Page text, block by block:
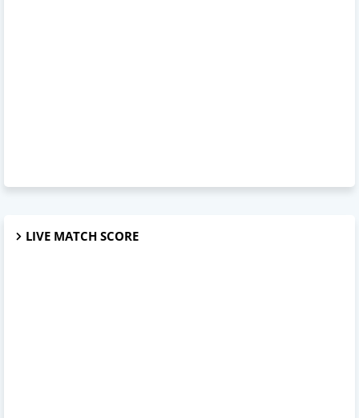
LIVE MATCH SCORE